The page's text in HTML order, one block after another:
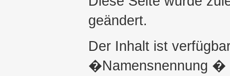
geändert.
Der Inhalt ist
�Namensnennung �